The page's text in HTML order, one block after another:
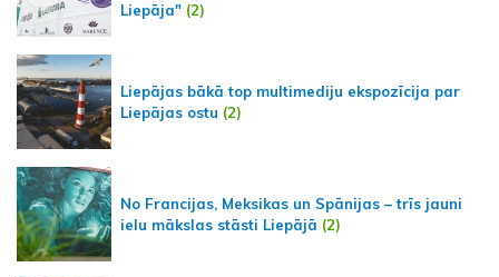
Liepāja" (2)
Liepājas bākā top multimediju ekspozīcija par
Liepājas ostu (2)
No Francijas, Meksikas un Spānijas – trīs jauni
ielu mākslas stāsti Liepājā (2)